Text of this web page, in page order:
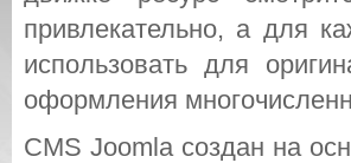
привлекательно, а для
использовать для
оформления
CMS Joomla создан на